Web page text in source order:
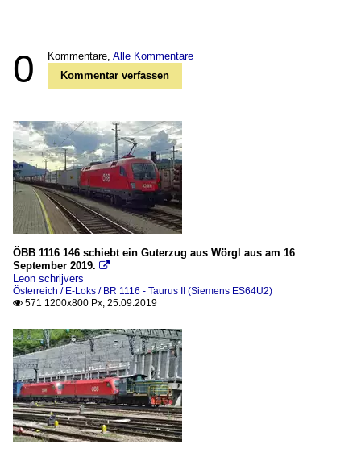
0 Kommentare, Alle Kommentare
Kommentar verfassen
ÖBB 1116 146 schiebt ein Guterzug aus Wörgl aus am 16
September 2019. 
Leon schrijvers
Österreich / E-Loks / BR 1116 - Taurus II (Siemens ES64U2)
 571 1200x800 Px, 25.09.2019